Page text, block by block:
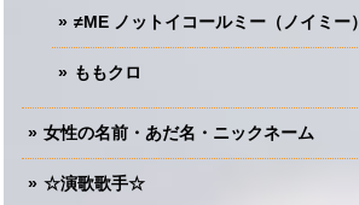
≠ME ノットイコールミー（ノイミー）
ももクロ
女性の名前・あだ名・ニックネーム
☆演歌歌手☆